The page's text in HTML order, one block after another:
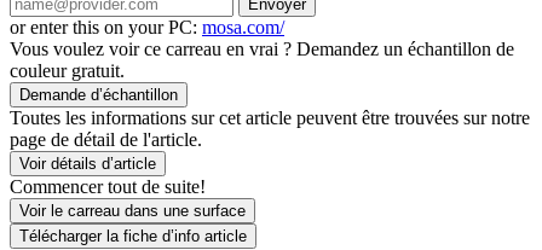
Envoyer
or enter this on your PC: mosa.com/
Vous voulez voir ce carreau en vrai ? Demandez un échantillon de
couleur gratuit.
Demande d’échantillon
Toutes les informations sur cet article peuvent être trouvées sur notre
page de détail de l'article.
Voir détails d’article
Commencer tout de suite!
Voir le carreau dans une surface
Télécharger la fiche d’info article